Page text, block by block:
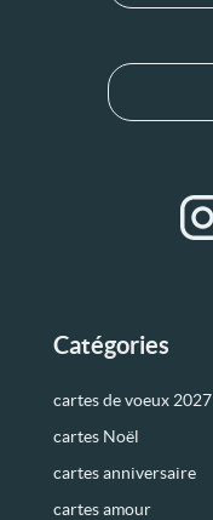
Catégories
cartes de voeux 2027
cartes Noël
cartes anniversaire
cartes amour